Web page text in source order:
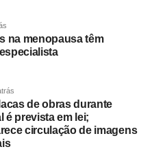
da Fundação Casa de
para a preservação e
brasileira.
na menopausa têm
de obras durante
é prevista em lei;
circulação de imagens